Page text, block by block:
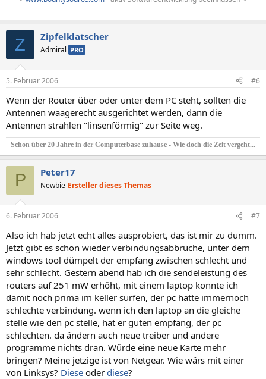
Z Zipfelklatscher
Admiral PRO
5. Februar 2006 #6
Wenn der Router über oder unter dem PC steht, sollten die
Antennen waagerecht ausgerichtet werden, dann die
Antennen strahlen "linsenförmig" zur Seite weg.
Schon über 20 Jahre in der Computerbase zuhause - Wie doch die Zeit vergeht...
P Peter17
Newbie Ersteller dieses Themas
6. Februar 2006 #7
Also ich hab jetzt echt alles ausprobiert, das ist mir zu dumm.
Jetzt gibt es schon wieder verbindungsabbrüche, unter dem
windows tool dümpelt der empfang zwischen schlecht und
sehr schlecht. Gestern abend hab ich die sendeleistung des
routers auf 251 mW erhöht, mit einem laptop konnte ich
damit noch prima im keller surfen, der pc hatte immernoch
schlechte verbindung. wenn ich den laptop an die gleiche
stelle wie den pc stelle, hat er guten empfang, der pc
schlechten. da ändern auch neue treiber und andere
programme nichts dran. Würde eine neue Karte mehr
bringen? Meine jetzige ist von Netgear. Wie wärs mit einer
von Linksys? Diese oder diese?